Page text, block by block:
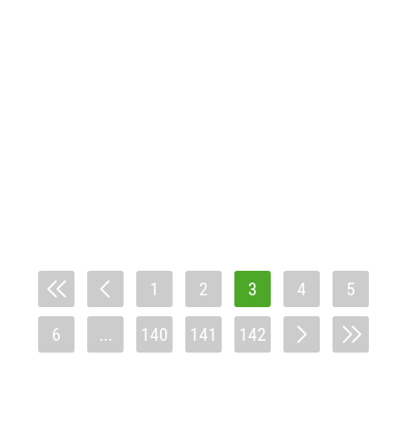
1 2 3 4 5
6 ... 140 141 142